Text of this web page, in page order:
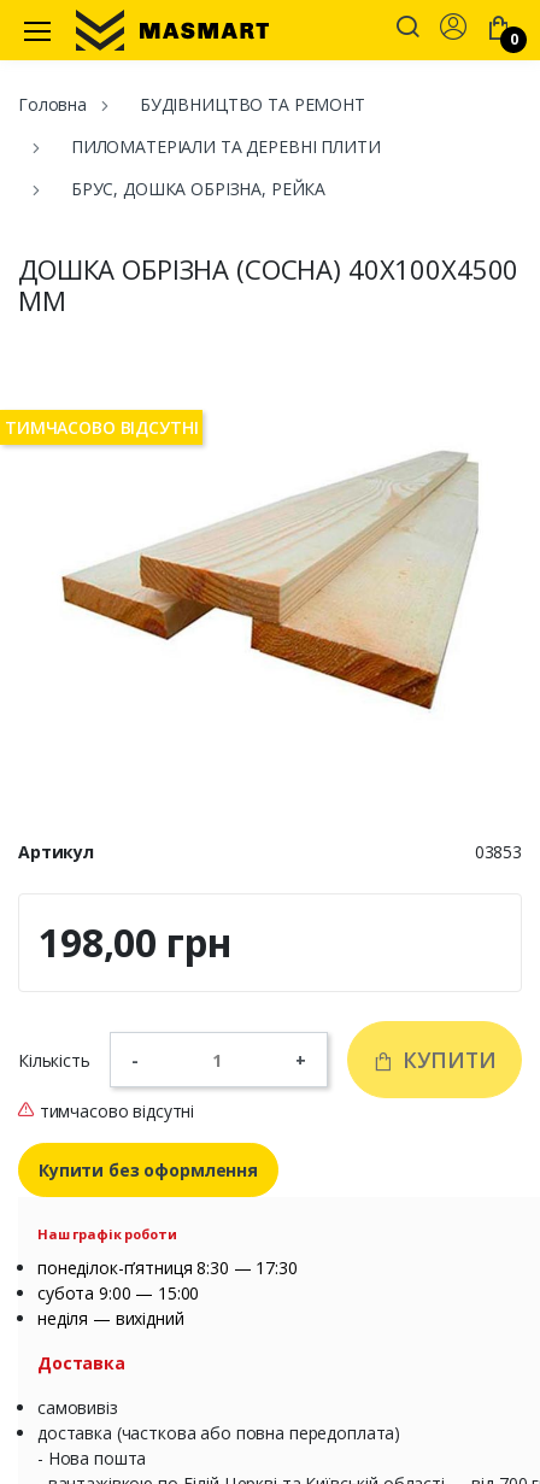
Masmart
Account
0
Головна
БУДІВНИЦТВО ТА РЕМОНТ
ПИЛОМАТЕРІАЛИ ТА ДЕРЕВНІ ПЛИТИ
БРУС, ДОШКА ОБРІЗНА, РЕЙКА
ДОШКА ОБРІЗНА (СОСНА) 40Х100Х4500
ММ
ТИМЧАСОВО ВІДСУТНІ
Артикул 03853
198,00 грн
Кількість - + КУПИТИ
тимчасово відсутні
Купити без оформлення
Наш графік роботи
понеділок-п’ятниця 8:30 — 17:30
субота 9:00 — 15:00
неділя — вихідний
Доставка
самовивіз
доставка (часткова або повна передоплата)
- Нова пошта